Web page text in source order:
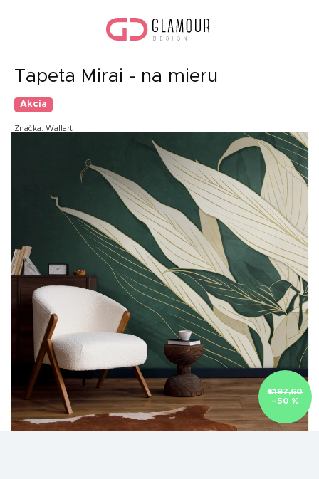
Tapeta Mirai - na mieru
Akcia
Značka: Wallart
€197,60
–50 %